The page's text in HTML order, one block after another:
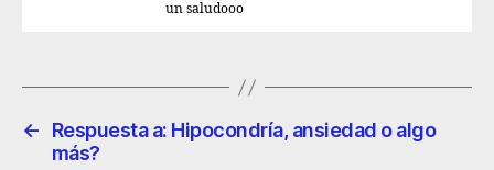
un saludooo
←
Respuesta a: Hipocondría, ansiedad o algo
más?